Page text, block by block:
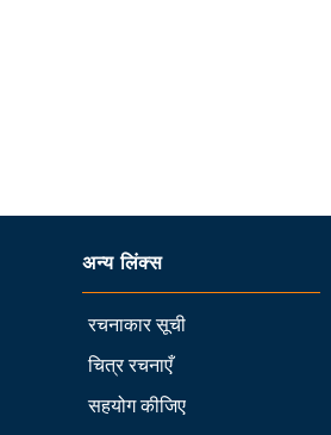
अन्य लिंक्स
रचनाकार सूची
चित्र रचनाएँ
सहयोग कीजिए